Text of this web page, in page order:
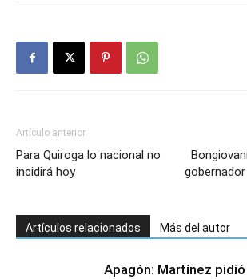
Artículo anterior
Para Quiroga lo nacional no
incidirá hoy
Artículos relacionados Más del autor
Apagón: Martínez